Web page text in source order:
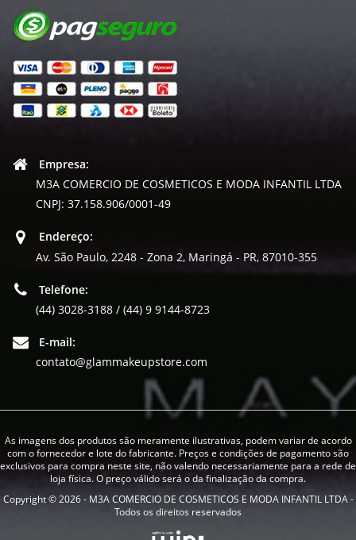
Empresa:
M3A COMERCIO DE COSMETICOS E MODA INFANTIL LTDA
CNPJ: 37.158.906/0001-49
Endereço:
Av. São Paulo, 2248 - Zona 2, Maringá - PR, 87010-355
Telefone:
(44) 3028-3188 / (44) 9 9144-8723
E-mail:
contato@glammakeupstore.com
As imagens dos produtos são meramente ilustrativas, podem variar de acordo
com o fornecedor e lote do fabricante. Preços e condições de pagamento são
exclusivos para compra neste site, não valendo necessariamente para a rede de
loja física. O preço válido será o da finalização da compra.
Copyright © 2026 - M3A COMERCIO DE COSMETICOS E MODA INFANTIL LTDA -
Todos os direitos reservados